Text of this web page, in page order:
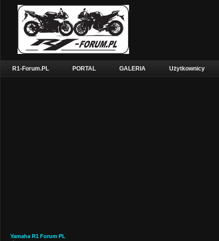
R1-Forum.PL PORTAL GALERIA Użytkownicy
Yamaha R1 Forum PL